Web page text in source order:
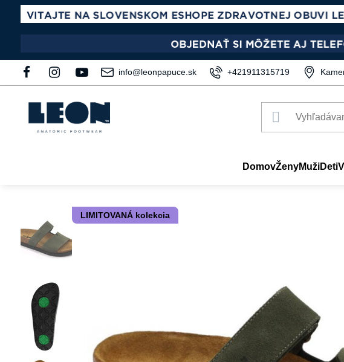
info@leonpapuce.sk +421911315719
DomovŽenyMužiDeti
LIMITOVANÁ kolekcia